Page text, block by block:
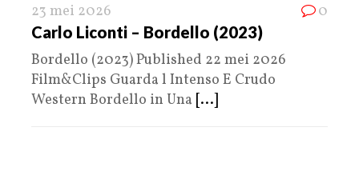
23 mei 2026 0
Carlo Liconti – Bordello (2023)
Bordello (2023) Published 22 mei 2026
Film&Clips Guarda l Intenso E Crudo
Western Bordello in Una [...]